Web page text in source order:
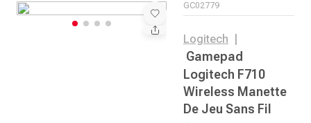
GC02779
Logitech
Gamepad
Logitech F710
Wireless Manette
De Jeu Sans Fil